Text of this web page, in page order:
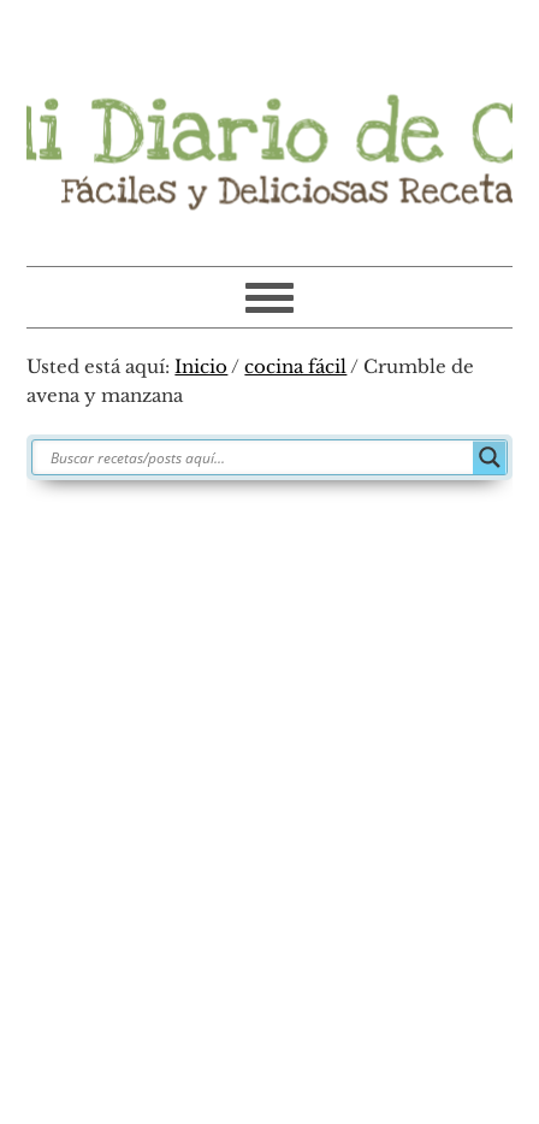
principal
principal
barra
lateral
primaria
de
página
Usted está aquí:Inicio / cocina fácil/ Crumble de
avena y manzana